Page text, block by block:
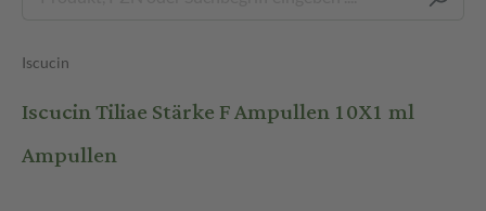
Iscucin
Iscucin Tiliae Stärke F Ampullen 10X1 ml
Ampullen